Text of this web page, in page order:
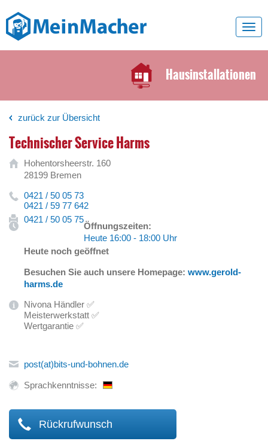
Hausinstallationen
zurück zur Übersicht
Technischer Service Harms
Hohentorsheerstr. 160
28199 Bremen
0421 / 50 05 73
0421 / 59 77 642
0421 / 50 05 75
Öffnungszeiten:
Heute 16:00 - 18:00 Uhr
Heute noch geöffnet
Besuchen Sie auch unsere Homepage: www.gerold-
harms.de
Nivona Händler ✅
Meisterwerkstatt ✅
Wertgarantie ✅
post(at)bits-und-bohnen.de
Sprachkenntnisse:
Rückrufwunsch